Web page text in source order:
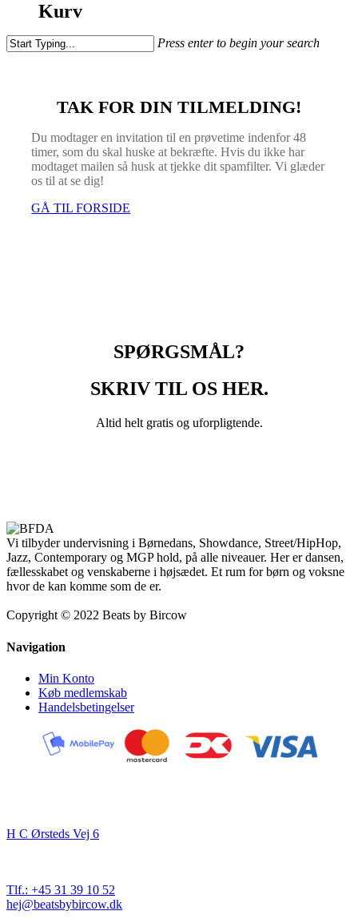
Kurv
Press enter to begin your search
TAK FOR DIN TILMELDING!
Du modtager en invitation til en prøvetime indenfor 48
timer, som du skal huske at bekræfte. Hvis du ikke har
modtaget mailen så husk at tjekke dit spamfilter. Vi glæder
os til at se dig!
GÅ TIL FORSIDE
SPØRGSMÅL?
SKRIV TIL OS HER.
Altid helt gratis og uforpligtende.
Vi tilbyder undervisning i Børnedans, Showdance, Street/HipHop,
Jazz, Contemporary og MGP hold, på alle niveauer. Her er dansen,
fællesskabet og venskaberne i højsædet. Et rum for børn og voksne
hvor de kan komme som de er.
Copyright © 2022 Beats by Bircow
Navigation
Min Konto
Køb medlemskab
Handelsbetingelser
H C Ørsteds Vej 6
Tlf.: +45 31 39 10 52
hej@beatsbybircow.dk